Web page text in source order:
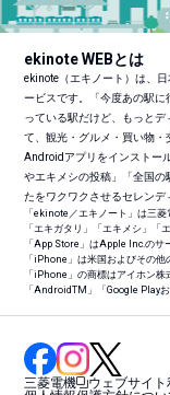
ekinote WEBとは
ekinote（エキノート）は、
ービスです。「今度あの駅
っている駅だけど、もっと
て、観光・グルメ・買い物
Androidアプリをインストー
やエキメシの投稿」「全国
たをワクワクさせるセレンデ
「ekinote／エキノート」は三菱
「エキガタリ」「エキメシ」「
「App Store」はApple Inc.のサ
「iPhone」は米国およびその
「iPhone」の商標はアイホン株
「AndroidTM 」「Google Play
三菱電機
ウェブサイ